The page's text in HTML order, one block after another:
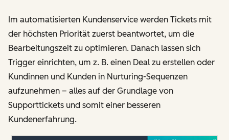
Im automatisierten Kundenservice werden Tickets mit
der höchsten Priorität zuerst beantwortet, um die
Bearbeitungszeit zu optimieren. Danach lassen sich
Trigger einrichten, um z. B. einen Deal zu erstellen oder
Kundinnen und Kunden in Nurturing-Sequenzen
aufzunehmen – alles auf der Grundlage von
Supporttickets und somit einer besseren
Kundenerfahrung.